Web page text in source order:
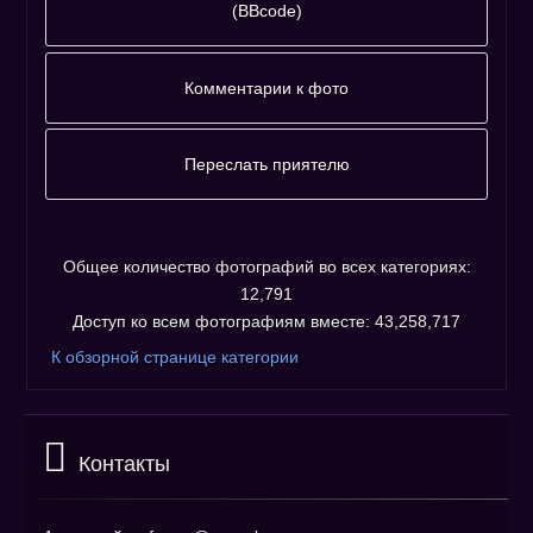
(BBcode)
Фотографию
Комментарии к фото
Комментариев к фото ещё нет.
разрешено оставлять комментарии. Пожалуйста,
Переслать приятелю
Пожалуйста, зарегистрируйтесь...
Общее количество фотографий во всех категориях:
12,791
Доступ ко всем фотографиям вместе: 43,258,717
К обзорной странице категории
Контакты